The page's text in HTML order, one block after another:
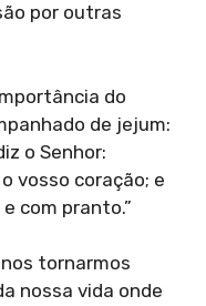
por outras
do
de jejum:
o Senhor:
vosso coração; e
com pranto.”
tornarmos
nossa vida onde